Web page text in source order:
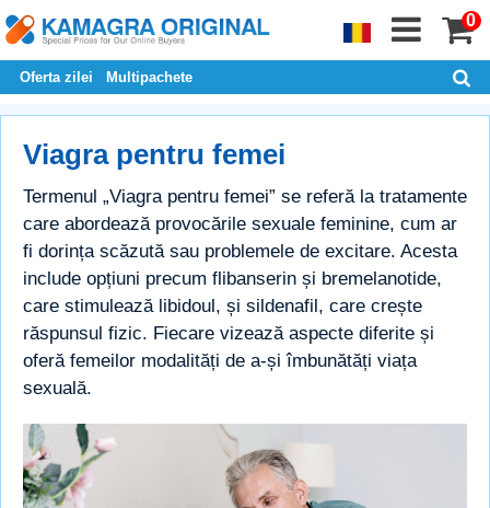
0
Oferta zilei Multipachete
Viagra pentru femei
Termenul „Viagra pentru femei” se referă la tratamente
care abordează provocările sexuale feminine, cum ar
fi dorința scăzută sau problemele de excitare. Acesta
include opțiuni precum flibanserin și bremelanotide,
care stimulează libidoul, și sildenafil, care crește
răspunsul fizic. Fiecare vizează aspecte diferite și
oferă femeilor modalități de a-și îmbunătăți viața
sexuală.